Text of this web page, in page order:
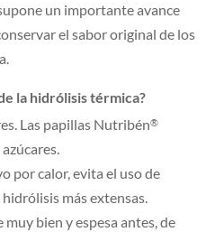
un importante avance
el sabor original de los
la hidrólisis térmica?
Las papillas Nutribén®
por calor, evita el uso de
más extensas.
bien y espesa antes, de